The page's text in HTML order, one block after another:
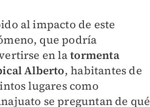
al impacto de este
que podría
en latormenta
Alberto, habitantes de
lugares como
se preguntan de qué